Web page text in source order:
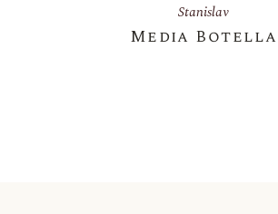
Stanislav
Media Botella